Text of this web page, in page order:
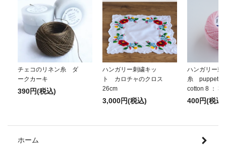
チェコのリネン糸 ダ
ークカーキ
390円(税込)
ハンガリー刺繍キッ
ト カロチャのクロス
26cm
3,000円(税込)
ハンガリー刺
糸 puppets
cotton 8 ：
400円(税込)
ホーム